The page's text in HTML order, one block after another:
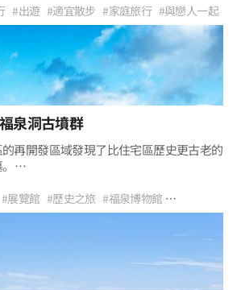
”吧。
去是釜山本身的東萊的東萊邑城吧。
#出遊 #適宜散步 #家庭旅行 #與戀人一起
旅 #北門 #人生門 #東將台 #西將台
地方 #推薦旅行
泉洞古墳群
再開發區域發現了比住宅區歷史更古老的
。
表伽倻優秀鐵器文化的遺物和各種墳墓形
#展覽館 #歷史之旅 #福泉博物館
遊 #散步好去處 #釜山必遊景點